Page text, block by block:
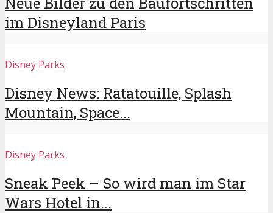
im Disneyland Paris
Disney Parks
Disney News: Ratatouille, Splash
Mountain, Space...
Disney Parks
Sneak Peek – So wird man im Star
Wars Hotel in...